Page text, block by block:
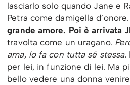
lasciarlo solo quando Jane e
Petra come damigella d’onore.
grande amore. Poi è arrivata
travolta come un uragano.
ama, lo fa con tutta sé stessa.
per lei, in funzione di lei. Ma
bello vedere una donna